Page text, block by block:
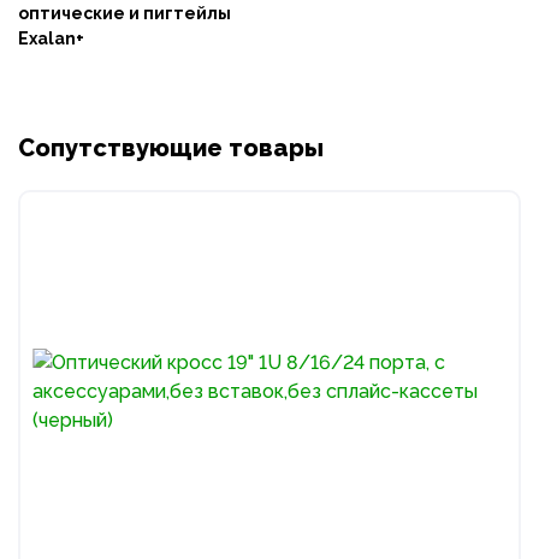
оптические и пигтейлы
Exalan+
Сопутствующие товары